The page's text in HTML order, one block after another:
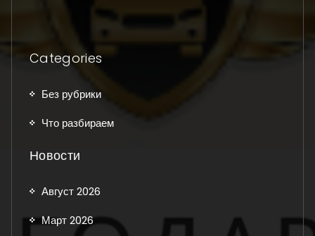
Categories
Без рубрики
Что разбираем
Новости
Август 2026
Март 2026